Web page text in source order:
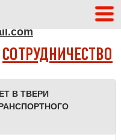
СОТРУДНИЧЕСТВО
В ТВЕРИ